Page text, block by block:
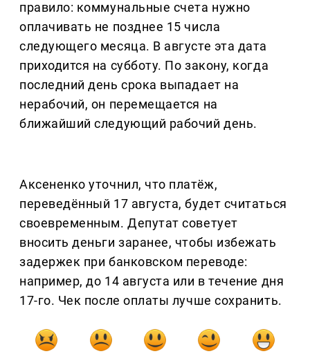
правило: коммунальные счета нужно
оплачивать не позднее 15 числа
следующего месяца. В августе эта дата
приходится на субботу. По закону, когда
последний день срока выпадает на
нерабочий, он перемещается на
ближайший следующий рабочий день.
Аксененко уточнил, что платёж,
переведённый 17 августа, будет считаться
своевременным. Депутат советует
вносить деньги заранее, чтобы избежать
задержек при банковском переводе:
например, до 14 августа или в течение дня
17-го. Чек после оплаты лучше сохранить.